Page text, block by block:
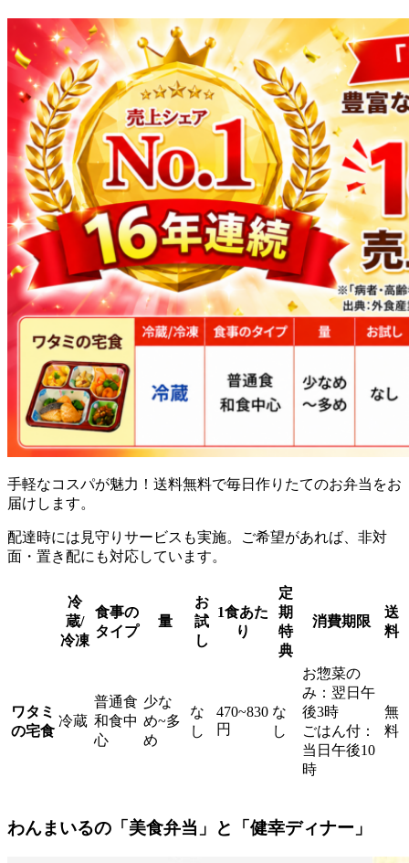
手軽なコスパが魅力！送料無料で毎日作りたてのお弁当をお
届け します。
配達時には見守りサービスも実施。ご希望があれば、非対
面・置き配にも対応しています。
冷
蔵/
冷凍
食事の
タイプ
量
お
試
し
1食あた
り
定
期
特
典
消費期限
送
料
ワタミ
の宅食
冷蔵
普通食
和食中
心
少な
め~多
め
な
し
470~830
円
な
し
お惣菜の
み：翌日午
後3時
ごはん付：
当日午後10
時
無
料
わんまいるの「美食弁当」と「健幸ディナー」